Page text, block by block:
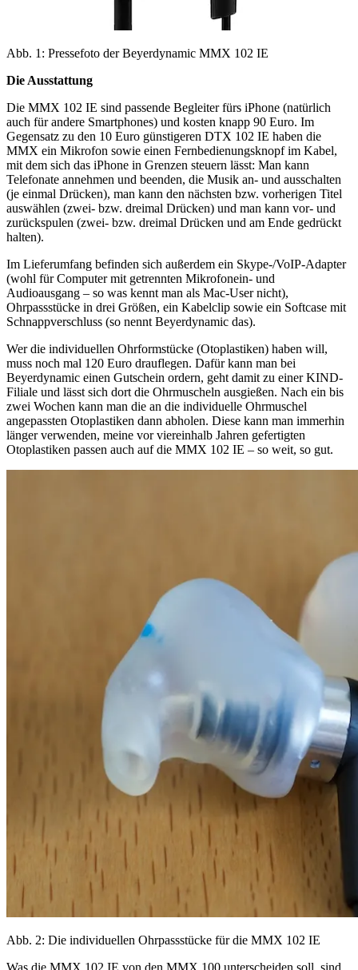
Abb. 1: Pressefoto der Beyerdynamic MMX 102 IE
Die Ausstattung
Die MMX 102 IE sind passende Begleiter fürs iPhone (natürlich
auch für andere Smartphones) und kosten knapp 90 Euro. Im
Gegensatz zu den 10 Euro günstigeren DTX 102 IE haben die
MMX ein Mikrofon sowie einen Fernbedienungsknopf im Kabel,
mit dem sich das iPhone in Grenzen steuern lässt: Man kann
Telefonate annehmen und beenden, die Musik an- und ausschalten
(je einmal Drücken), man kann den nächsten bzw. vorherigen Titel
auswählen (zwei- bzw. dreimal Drücken) und man kann vor- und
zurückspulen (zwei- bzw. dreimal Drücken und am Ende gedrückt
halten).
Im Lieferumfang befinden sich außerdem ein Skype-/VoIP-Adapter
(wohl für Computer mit getrennten Mikrofonein- und
Audioausgang – so was kennt man als Mac-User nicht),
Ohrpassstücke in drei Größen, ein Kabelclip sowie ein Softcase mit
Schnappverschluss (so nennt Beyerdynamic das).
Wer die individuellen Ohrformstücke (Otoplastiken) haben will,
muss noch mal 120 Euro drauflegen. Dafür kann man bei
Beyerdynamic einen Gutschein ordern, geht damit zu einer KIND-
Filiale und lässt sich dort die Ohrmuscheln ausgießen. Nach ein bis
zwei Wochen kann man die an die individuelle Ohrmuschel
angepassten Otoplastiken dann abholen. Diese kann man immerhin
länger verwenden, meine vor viereinhalb Jahren gefertigten
Otoplastiken passen auch auf die MMX 102 IE – so weit, so gut.
Abb. 2: Die individuellen Ohrpassstücke für die MMX 102 IE
Was die MMX 102 IE von den MMX 100 unterscheiden soll, sind